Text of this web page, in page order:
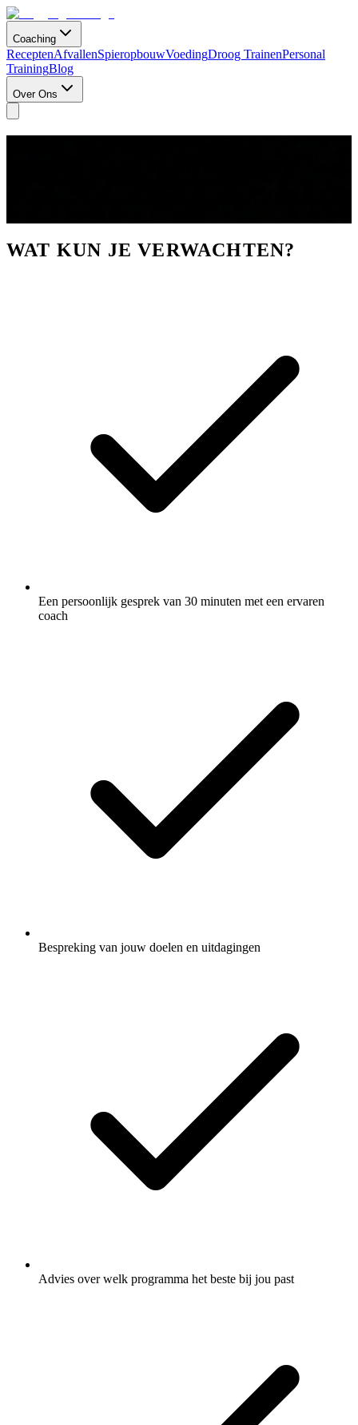
Coaching
ReceptenAfvallenSpieropbouwVoedingDroog TrainenPersonal
TrainingBlog
Over Ons
WAT KUN JE VERWACHTEN?
Een persoonlijk gesprek van 30 minuten met een ervaren
coach
Bespreking van jouw doelen en uitdagingen
Advies over welk programma het beste bij jou past